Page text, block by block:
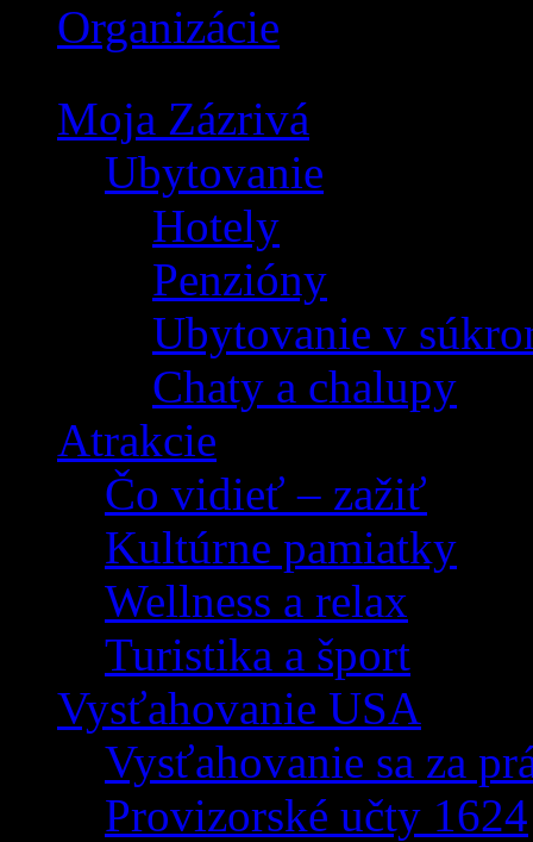
Organizácie
Moja Zázrivá
Ubytovanie
Hotely
Penzióny
Ubytovanie v
Chaty a chalupy
Atrakcie
Čo vidieť – zažiť
Kultúrne pamiatky
Wellness a relax
Turistika a šport
Vysťahovanie USA
Vysťahovanie sa za
Provizorské učty 1624